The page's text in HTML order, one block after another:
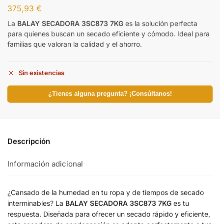
375,93 €
La BALAY SECADORA 3SC873 7KG es la solución perfecta
para quienes buscan un secado eficiente y cómodo. Ideal para
familias que valoran la calidad y el ahorro.
Sin existencias
¿Tienes alguna pregunta? ¡Consúltanos!
Descripción
Información adicional
¿Cansado de la humedad en tu ropa y de tiempos de secado
interminables? La BALAY SECADORA 3SC873 7KG es tu
respuesta. Diseñada para ofrecer un secado rápido y eficiente,